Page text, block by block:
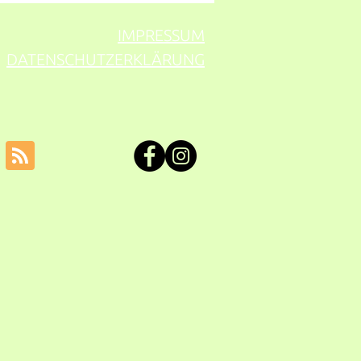
lindern uvm.
IMPRESSUM
DATENSCHUTZERKLÄRUNG